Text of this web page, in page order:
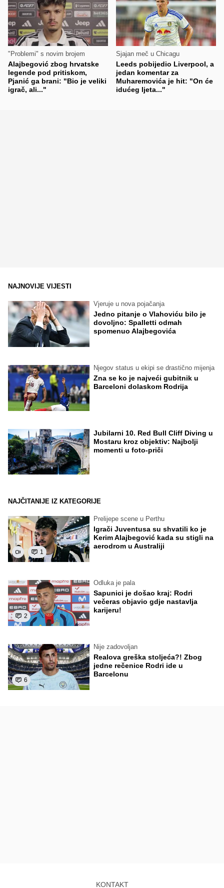
"Problemi" s novim brojem
Alajbegović zbog hrvatske
legende pod pritiskom,
Pjanić ga brani: "Bio je veliki
igrač, ali..."
Sjajan meč u Chicagu
Leeds pobijedio Liverpool, a
jedan komentar za
Muharemovića je hit: "On će
idućeg ljeta..."
NAJNOVIJE VIJESTI
Vjeruje u nova pojačanja
Jedno pitanje o Vlahoviću bilo je
dovoljno: Spalletti odmah
spomenuo Alajbegovića
Njegov status u ekipi se drastično mijenja
Zna se ko je najveći gubitnik u
Barceloni dolaskom Rodrija
Jubilarni 10. Red Bull Cliff Diving u
Mostaru kroz objektiv: Najbolji
momenti u foto-priči
NAJČITANIJE IZ KATEGORIJE
1
Prelijepe scene u Perthu
Igrači Juventusa su shvatili ko je
Kerim Alajbegović kada su stigli na
aerodrom u Australiji
2
Odluka je pala
Sapunici je došao kraj: Rodri
večeras objavio gdje nastavlja
karijeru!
6
Nije zadovoljan
Realova greška stoljeća?! Zbog
jedne rečenice Rodri ide u
Barcelonu
KONTAKT